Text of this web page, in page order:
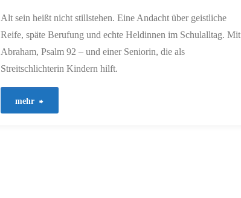
Alt sein heißt nicht stillstehen. Eine Andacht über geistliche
Reife, späte Berufung und echte Heldinnen im Schulalltag. Mit
Abraham, Psalm 92 – und einer Seniorin, die als
Streitschlichterin Kindern hilft.
mehr "749